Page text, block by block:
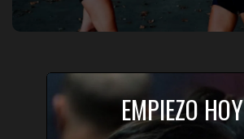
EMPIEZO HOY